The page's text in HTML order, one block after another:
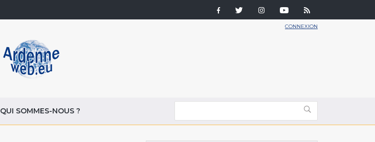
CONNEXION
QUI SOMMES-NOUS ?